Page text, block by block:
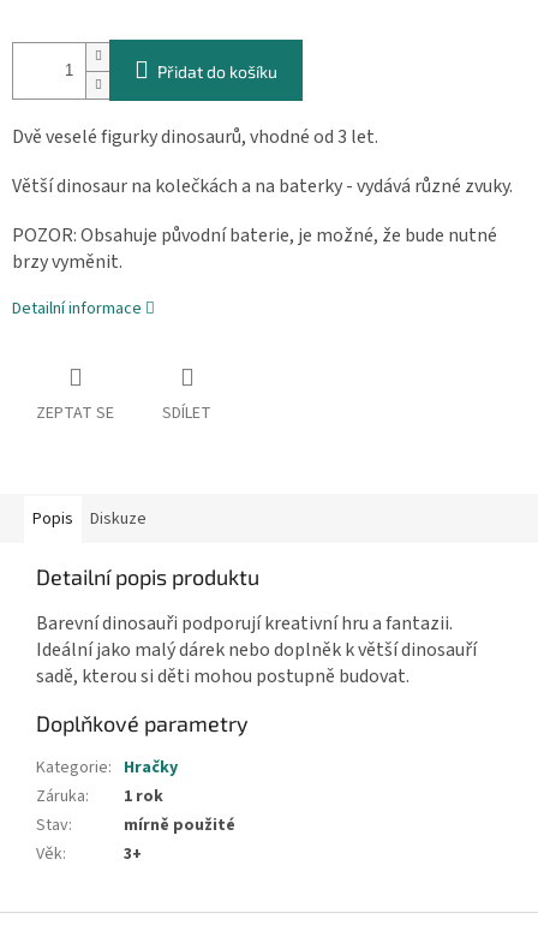
cena:
Přidat do košíku
Dvě veselé figurky dinosaurů, vhodné od 3 let.
Větší dinosaur na kolečkách a na baterky - vydává různé zvuky.
POZOR: Obsahuje původní baterie, je možné, že bude nutné
brzy vyměnit.
Detailní informace
ZEPTAT SE SDÍLET
Popis Diskuze
Detailní popis produktu
Barevní dinosauři podporují kreativní hru a fantazii.
Ideální jako malý dárek nebo doplněk k větší dinosauří
sadě, kterou si děti mohou postupně budovat.
Doplňkové parametry
Kategorie: Hračky
Záruka:
1 rok
Stav:
mírně použité
Věk: 3+